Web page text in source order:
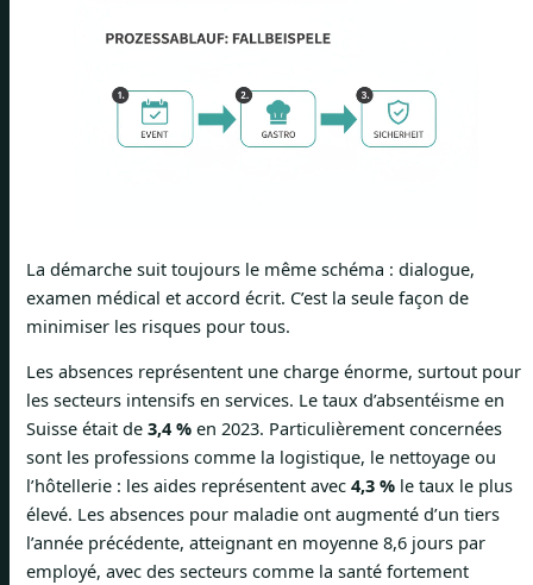
La démarche suit toujours le même schéma : dialogue,
examen médical et accord écrit. C’est la seule façon de
minimiser les risques pour tous.
Les absences représentent une charge énorme, surtout pour
les secteurs intensifs en services. Le taux d’absentéisme en
Suisse était de 3,4 % en 2023. Particulièrement concernées
sont les professions comme la logistique, le nettoyage ou
l’hôtellerie : les aides représentent avec 4,3 % le taux le plus
élevé. Les absences pour maladie ont augmenté d’un tiers
l’année précédente, atteignant en moyenne 8,6 jours par
employé, avec des secteurs comme la santé fortement